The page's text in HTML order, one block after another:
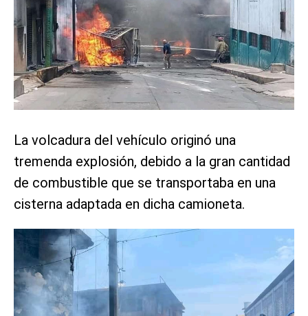
La volcadura del vehículo originó una
tremenda explosión, debido a la gran cantidad
de combustible que se transportaba en una
cisterna adaptada en dicha camioneta.